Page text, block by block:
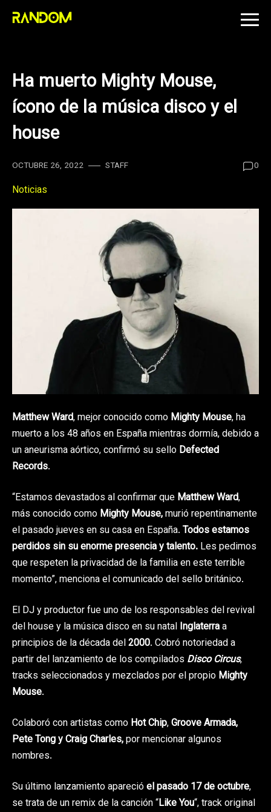
Skip
Ha muerto Mighty Mouse,
ícono de la música disco y el
house
OCTUBRE 26, 2022 STAFF 0
Noticias
Matthew Ward, mejor conocido como Mighty Mouse, ha
muerto a los 48 años en España mientras dormía, debido a
un aneurisma aórtico, confirmó su sello Defected
Records.
“Estamos devastados al confirmar que Matthew Ward,
más conocido como Mighty Mouse,murió repentinamente
el pasado jueves en su casa en España. Todos estamos
perdidos sin su enorme presencia y talento. Les pedimos
que respeten la privacidad de la familia en este terrible
momento”, menciona el comunicado del sello británico.
El DJ y productor fue uno de los responsables del revival
del house y la música disco en su natal Inglaterraa
principios de la década del2000. Cobró notoriedad a
partir del lanzamiento de los compilados Disco Circus,
tracks seleccionados y mezclados por el propio Mighty
Mouse.
Colaboró con artistas como Hot Chip,Groove Armada,
Pete Tong y Craig Charles,por mencionar algunos
nombres.
Su último lanzamiento aparecióel pasado 17 de octubre,
se trata de un remix de la canción “Like You“, track original